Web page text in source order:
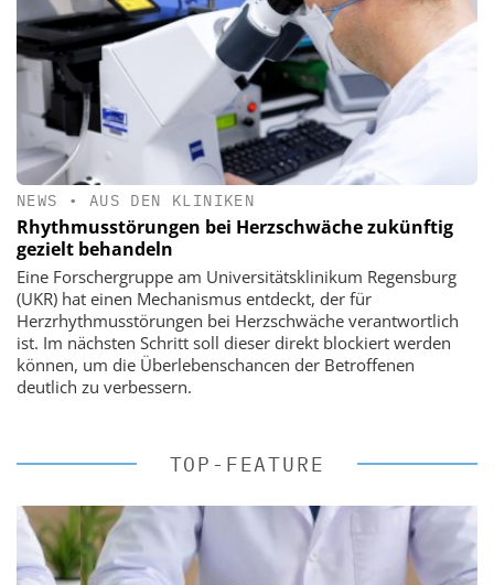
NEWS • AUS DEN KLINIKEN
Rhythmusstörungen bei Herzschwäche zukünftig
gezielt behandeln
Eine Forschergruppe am Universitätsklinikum Regensburg
(UKR) hat einen Mechanismus entdeckt, der für
Herzrhythmusstörungen bei Herzschwäche verantwortlich
ist. Im nächsten Schritt soll dieser direkt blockiert werden
können, um die Überlebenschancen der Betroffenen
deutlich zu verbessern.
TOP-FEATURE